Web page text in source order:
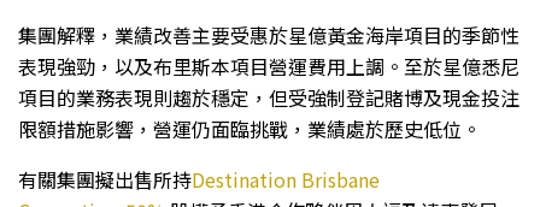
集團解釋，業績改善主要受惠於星億黃金海岸項目的季節性
表現強勁，以及布里斯本項目營運費用上調。至於星億悉尼
項目的業務表現則趨於穩定，但受強制登記賭博及現金投注
限額措施影響，營運仍面臨挑戰，業績處於歷史低位。
有關集團擬出售所持Destination Brisbane